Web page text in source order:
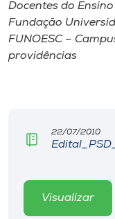
CPA
Biblioteca
Rádio
Museu
Docentes do
Fundação
FUNOESC –
providências
22/07/2010
Visualizar